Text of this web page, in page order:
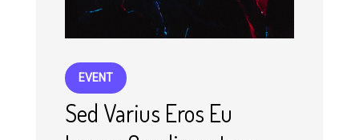
EVENT
Sed Varius Eros Eu